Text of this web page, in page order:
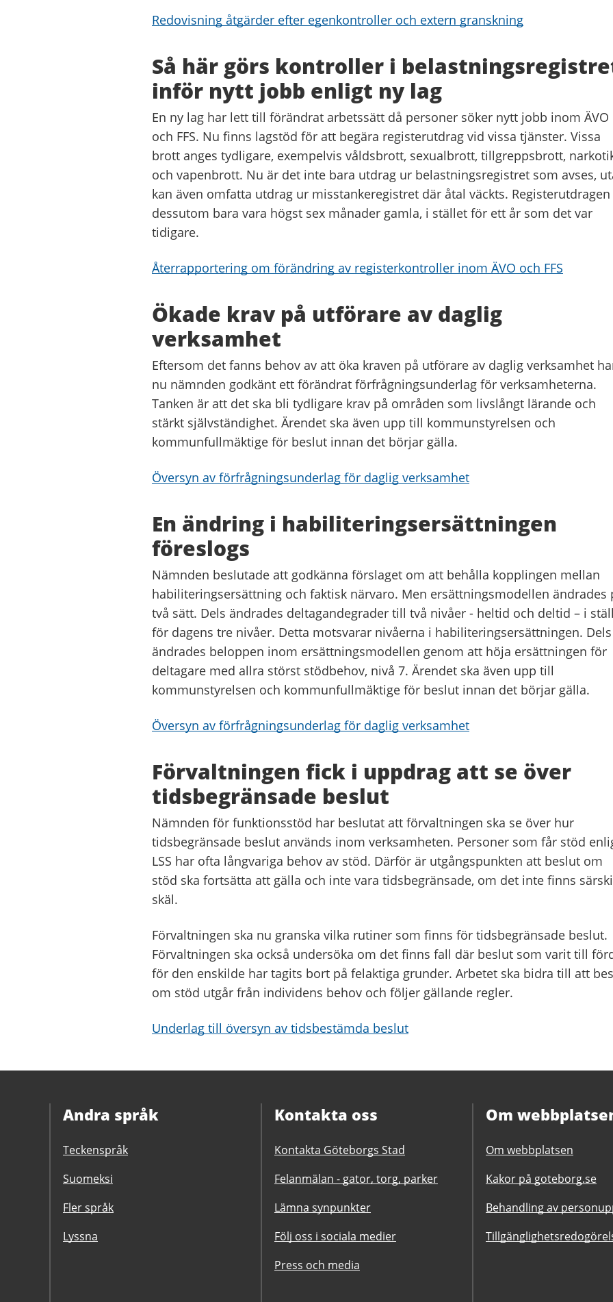
Redovisning åtgärder efter egenkontroller och extern granskning
Så här görs kontroller i
inför nytt jobb enligt ny lag
En ny lag har lett till förändrat arbetssätt då personer söker nytt jobb inom ÄVO
och FFS. Nu finns lagstöd för att begära registerutdrag vid vissa tjänster. Vissa
brott anges tydligare, exempelvis våldsbrott, sexualbrott, tillgreppsbrott,
och vapenbrott. Nu är det inte bara utdrag ur belastningsregistret som avses,
kan även omfatta utdrag ur misstankeregistret där åtal väckts.
dessutom bara vara högst sex månader gamla, i stället för ett år som det var
tidigare.
Återrapportering om förändring av registerkontroller inom ÄVO och FFS
Ökade krav på utförare av daglig
verksamhet
Eftersom det fanns behov av att öka kraven på utförare av daglig verksamhet
nu nämnden godkänt ett förändrat förfrågningsunderlag för verksamheterna.
Tanken är att det ska bli tydligare krav på områden som livslångt lärande och
stärkt självständighet. Ärendet ska även upp till kommunstyrelsen och
kommunfullmäktige för beslut innan det börjar gälla.
Översyn av förfrågningsunderlag för daglig verksamhet
En ändring i habiliteringsersättningen
föreslogs
Nämnden beslutade att godkänna förslaget om att behålla kopplingen mellan
habiliteringsersättning och faktisk närvaro. Men ersättningsmodellen ändrades
två sätt. Dels ändrades deltagandegrader till två nivåer - heltid och deltid – i
för dagens tre nivåer. Detta motsvarar nivåerna i habiliteringsersättningen. Dels
ändrades beloppen inom ersättningsmodellen genom att höja ersättningen för
deltagare med allra störst stödbehov, nivå 7. Ärendet ska även upp till
kommunstyrelsen och kommunfullmäktige för beslut innan det börjar gälla.
Översyn av förfrågningsunderlag för daglig verksamhet
Förvaltningen fick i uppdrag att se över
tidsbegränsade beslut
Nämnden för funktionsstöd har beslutat att förvaltningen ska se över hur
tidsbegränsade beslut används inom verksamheten. Personer som får stöd
LSS har ofta långvariga behov av stöd. Därför är utgångspunkten att beslut om
stöd ska fortsätta att gälla och inte vara tidsbegränsade, om det inte finns
skäl.
Förvaltningen ska nu granska vilka rutiner som finns för tidsbegränsade beslut.
Förvaltningen ska också undersöka om det finns fall där beslut som varit till
för den enskilde har tagits bort på felaktiga grunder. Arbetet ska bidra till att
om stöd utgår från individens behov och följer gällande regler.
Underlag till översyn av tidsbestämda beslut
Andra språk
Teckenspråk
Suomeksi
Fler språk
Lyssna
Kontakta oss
Kontakta Göteborgs Stad
Felanmälan - gator, torg, parker
Lämna synpunkter
Följ oss i sociala medier
Press och media
Om
Om webbplatsen
Kakor på goteborg.se
Behandling av